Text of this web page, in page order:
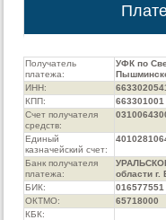
Получатель
платежа:
УФК по
ИНН:
КПП:
663301001
Счет получателя
средств:
Единый
казначейский счет:
Банк получателя
платежа:
области г.
БИК:
016577551
ОКТМО:
65718000
КБК: